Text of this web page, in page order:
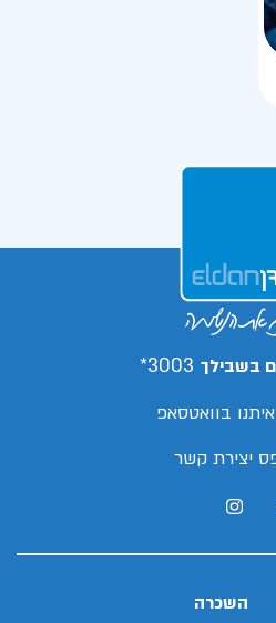
בשבילך 3003*
בוואטסאפ
יצירת קשר
השכרה